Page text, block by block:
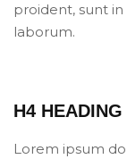
proident, sunt
laborum.
H4 HEADING
Lorem ipsum